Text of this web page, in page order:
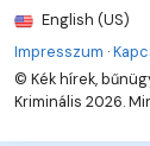
English (US)
Impresszum ·
© Kék hírek,
Kriminális 2026.